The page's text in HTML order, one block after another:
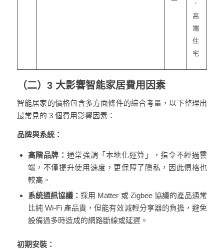
．
高
端
住
宅
（二）3 大影響智能家居費用因素
智能居家的價格包含多方面條件的綜合考量，以下整理出
最常見的 3 個費用影響因素：
品牌與系統：
高階品牌： 通常強調「本地化運算」，指令不經過雲
端，不僅提升使用速度，更保障了隱私，因此價格也
較高。
系統通訊協議：採用 Matter 或 Zigbee 協議的產品通常
比純 Wi-Fi 產品貴，但能有效減輕分享器的負擔，避免
設備過多時造成的網路斷線或延遲。
初期安裝：